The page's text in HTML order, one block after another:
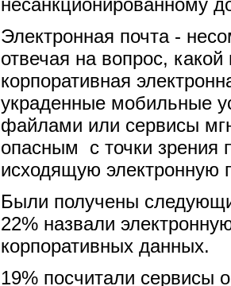
Электронная почта -
отвечая на вопрос,
корпоративная
украденные мобильные
файлами или сервисы
опасным с точки зрения
исходящую электронную
Были получены
22% назвали
корпоративных данных.
19% посчитали сервисы